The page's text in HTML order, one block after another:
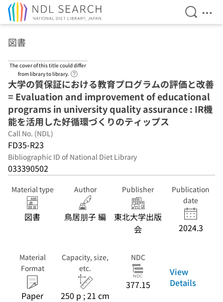
Open
図書
The cover of this title could differ
from library to library.
大学の質保証における教育プログラムの評価と改善
= Evaluation and improvement of educational
programs in university quality assurance : IR機
能を活用した好循環づくりのティップス
Call No. (NDL)
FD35-R23
Bibliographic ID of National Diet Library
033390502
Material type
図書
Author
鳥居朋子 編
Publisher
東北大学出版
会
Publication
date
2024.3
Material
Format
Paper
Capacity, size,
etc.
250 p ; 21 cm
NDC
377.15
View
Details